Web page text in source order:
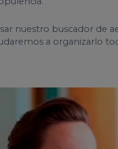
nuestro buscador de
a organizarlo